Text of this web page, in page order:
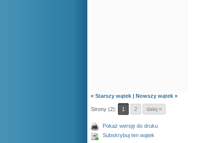
« Starszy wątek | Nowszy wątek »
Strony (2): 1 2 dalej »
Pokaż wersję do druku
Subskrybuj ten wątek